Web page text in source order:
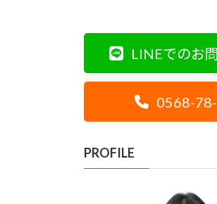
LINEでのお
0568-
PROFILE